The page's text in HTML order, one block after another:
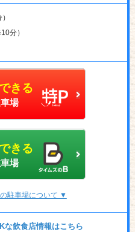
分）
きる
場
きる
場
駐車場について ▼
な飲食店情報はこちら